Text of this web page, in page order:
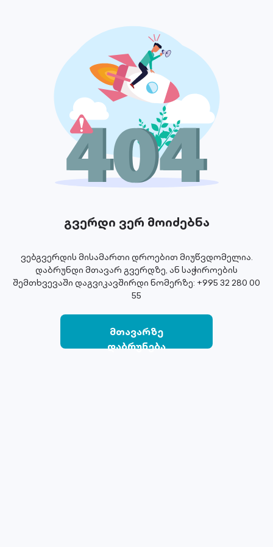
გვერდი ვერ მოიძებნა
ვებგვერდის მისამართი დროებით მიუწვდომელია.
დაბრუნდი მთავარ გვერდზე, ან საჭიროების
შემთხვევაში დაგვიკავშირდი ნომერზე: +995 32 280 00
55
მთავარზე
დაბრუნება